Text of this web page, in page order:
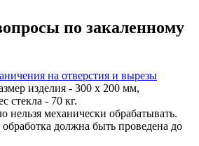
по закаленному
на отверстия и вырезы
изделия - 300 х 200 мм,
стекла - 70 кг.
нельзя механически обрабатывать.
должна быть проведена до